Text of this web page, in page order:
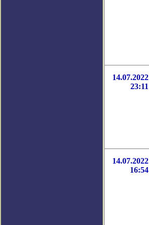
14.07.2022
23:11
14.07.2022
16:54